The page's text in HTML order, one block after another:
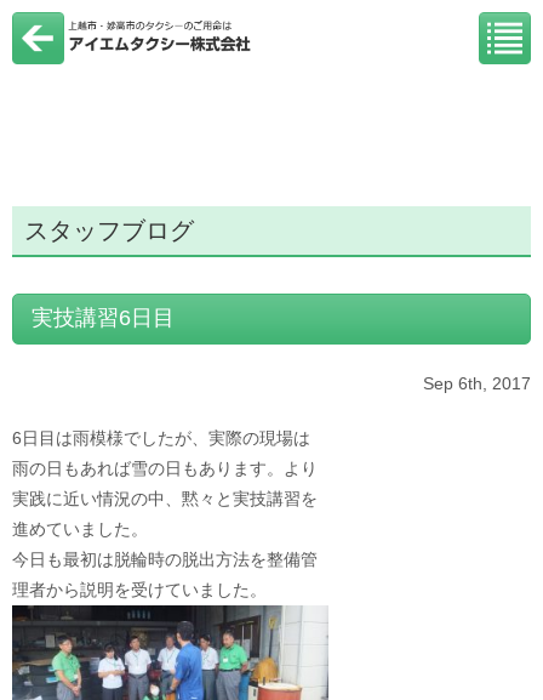
スタッフブログ
実技講習6日目
Sep 6th, 2017
6日目は雨模様でしたが、実際の現場は
雨の日もあれば雪の日もあります。より
実践に近い情況の中、黙々と実技講習を
進めていました。
今日も最初は脱輪時の脱出方法を整備管
理者から説明を受けていました。